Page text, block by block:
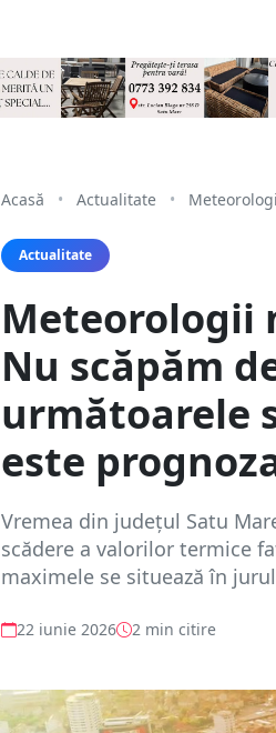
Acasă • Actualitate •
Actualitate
Meteorologii
Nu scăpăm
următoarele
este
Vremea din județul Satu
scădere a valorilor termice
maximele se situează în
22 iunie 2026 2 min citire